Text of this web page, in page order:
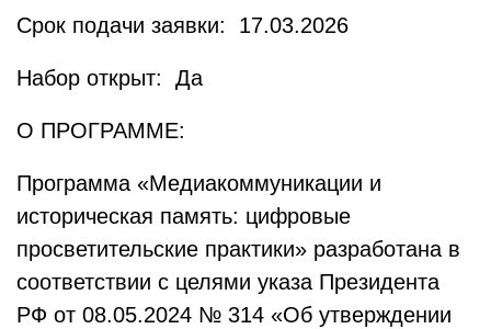
Срок подачи заявки: 17.03.2026
Набор открыт: Да
О ПРОГРАММЕ:
Программа «Медиакоммуникации и
историческая память: цифровые
просветительские практики» разработана в
соответствии с целями указа Президента
РФ от 08.05.2024 № 314 «Об утверждении